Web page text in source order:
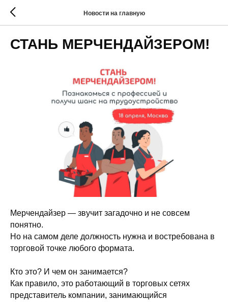
Новости на главную
СТАНЬ МЕРЧЕНДАЙЗЕРОМ!
Мерчендайзер — звучит загадочно и не совсем
понятно.
Но на самом деле должность нужна и востребована в
торговой точке любого формата.
Кто это? И чем он занимается?
Как правило, это работающий в торговых сетях
представитель компании, занимающийся